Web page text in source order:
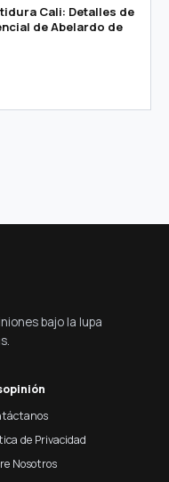
Cali: Detalles de
de Abelardo de
bajo la lupa
de Privacidad
Nosotros